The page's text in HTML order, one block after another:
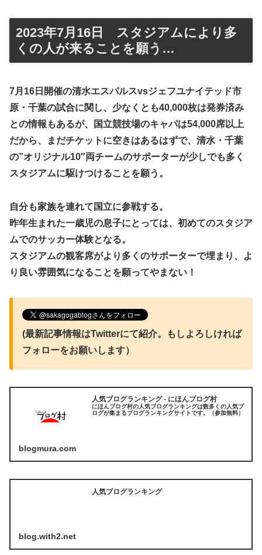
2023年7月16日 スタジアムにより多
くの人が来ることを願う…
7月16日開催の清水エスパルスvsジェフユナイテッド市
原・千葉の試合に関し、少なくとも40,000枚は発券済み
との情報もあるが、国立競技場のキャパは54,000席以上
だから、まだチケットに空きはあるはずで、清水・千葉
の”オリジナル10″両チームのサポーターが少しでも多く
スタジアムに駆けつけることを願う。
自分も家族を連れて国立に参戦する。
昨年生まれた一歳児の息子にとっては、初めてのスタジア
ムでのサッカー体験となる。
スタジアムの観客席がより多くのサポーターで埋まり、よ
り良い雰囲気になることを願ってやまない！
(最新記事情報はTwitterにて紹介。もしよろしければ
フォローをお願いします）
人気ブログランキング - にほんブログ村
にほんブログ村の人気ブログランキングは数多くの人気ブ
ログが集まるブログランキングサイトです。（参加無料）
blogmura.com
人気ブログランキング
blog.with2.net